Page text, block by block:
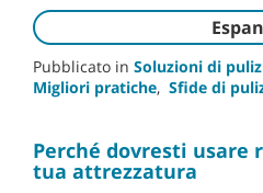
Pubblicato in Soluzioni di
Migliori pratiche, Sfide di
Perché dovresti usare
tua attrezzatura